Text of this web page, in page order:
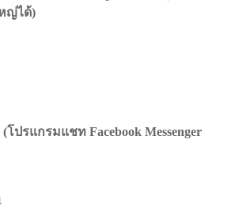
ญ่ได้)
(โปรแกรมแชท Facebook Messenger